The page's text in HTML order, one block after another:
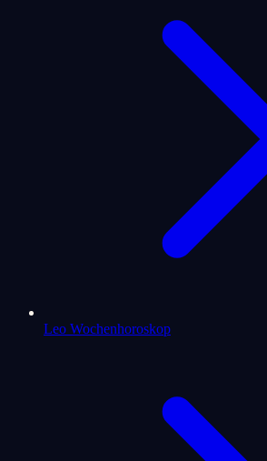
Leo Wochenhoroskop